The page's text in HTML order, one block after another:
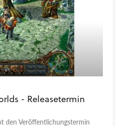
- Releasetermin
den Veröffentlichungstermin